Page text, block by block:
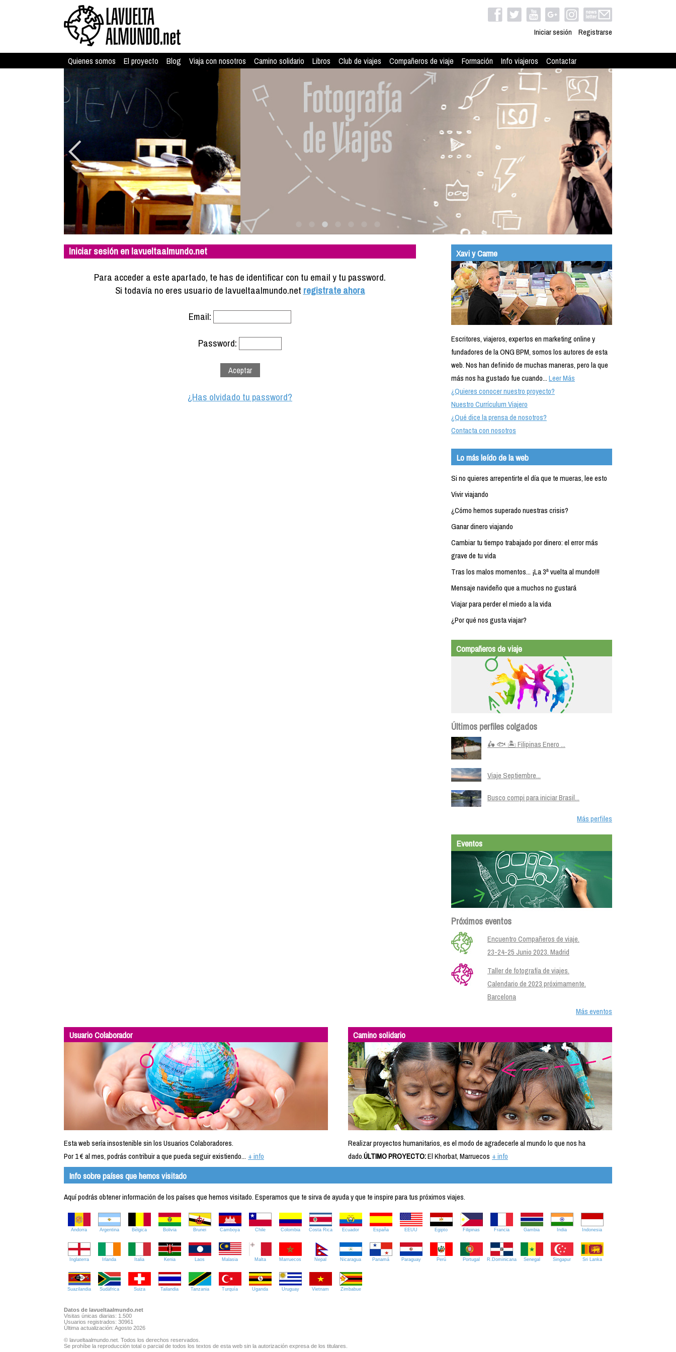
Iniciar sesión Registrarse
Quienes somos El proyecto Blog Viaja con nosotros Camino solidario Libros Club de viajes Compañeros de viaje Formación Info viajeros Contactar
Iniciar sesión en lavueltaalmundo.net
Para acceder a este apartado, te has de identificar con tu email y tu password.
Si todavía no eres usuario de lavueltaalmundo.net registrate ahora
Email:
Password:
¿Has olvidado tu password?
Xavi y Carme
Escritores, viajeros, expertos en marketing online y
fundadores de la ONG BPM, somos los autores de esta
web. Nos han definido de muchas maneras, pero la que
más nos ha gustado fue cuando...Leer Más
¿Quieres conocer nuestro proyecto?
Nuestro Currículum Viajero
¿Qué dice la prensa de nosotros?
Contacta con nosotros
Lo más leído de la web
Si no quieres arrepentirte el día que te mueras, lee esto
Vivir viajando
¿Cómo hemos superado nuestras crisis?
Ganar dinero viajando
Cambiar tu tiempo trabajado por dinero: el error más
grave de tu vida
Tras los malos momentos... ¡La 3ª vuelta al mundo!!!
Mensaje navideño que a muchos no gustará
Viajar para perder el miedo a la vida
¿Por qué nos gusta viajar?
Compañeros de viaje
Últimos perfiles colgados
🛵 🐟 🏝️ Filipinas Enero ...
Viaje Septiembre...
Busco compi para iniciar Brasil...
Más perfiles
Eventos
Próximos eventos
Encuentro Compañeros de viaje.
23-24-25 Junio 2023. Madrid
Taller de fotografía de viajes.
Calendario de 2023 próximamente.
Barcelona
Más eventos
Usuario Colaborador
Esta web sería insostenible sin los Usuarios Colaboradores.
Por 1 € al mes, podrás contribuir a que pueda seguir existiendo... + info
Camino solidario
Realizar proyectos humanitarios, es el modo de agradecerle al mundo lo que nos ha
dado.ÚLTIMO PROYECTO:El Khorbat, Marruecos + info
Info sobre países que hemos visitado
Aquí podrás obtener información de los países que hemos visitado. Esperamos que te sirva de ayuda y que te inspire para tus próximos viajes.
Andorra Argentina Bélgica Bolivia Brunei Camboya Chile Colombia Costa Rica Ecuador España EEUU Egipto Filipinas Francia Gambia India Indonesia
Inglaterra Irlanda Italia Kenia Laos Malasia Malta Marruecos Nepal Nicaragua Panamá Paraguay Perú Portugal R.Dominicana Senegal Singapur Sri Lanka
Suazilandia Sudáfrica Suiza Tailandia Tanzania Turquía Uganda Uruguay Vietnam Zimbabue
Datos de lavueltaalmundo.net
Visitas únicas diarias: 1.500
Usuarios registrados: 30961
Última actualización: Agosto 2026
© lavueltaalmundo.net. Todos los derechos reservados.
Se prohíbe la reproducción total o parcial de todos los textos de esta web sin la autorización expresa de los titulares.